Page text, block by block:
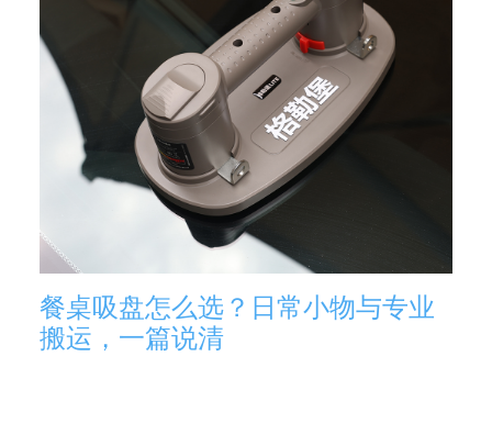
餐桌吸盘怎么选？日常小物与专业
搬运，一篇说清